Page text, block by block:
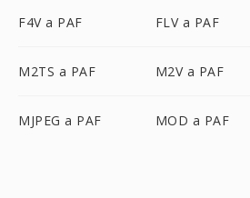
F4V a PAF FLV a PAF
M2TS a PAF M2V a PAF
MJPEG a PAF MOD a PAF